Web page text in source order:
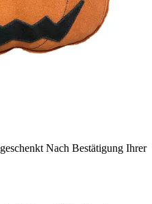
Nach Bestätigung Ihrer